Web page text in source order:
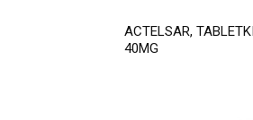
ACTELSAR, TABLETKI
40MG